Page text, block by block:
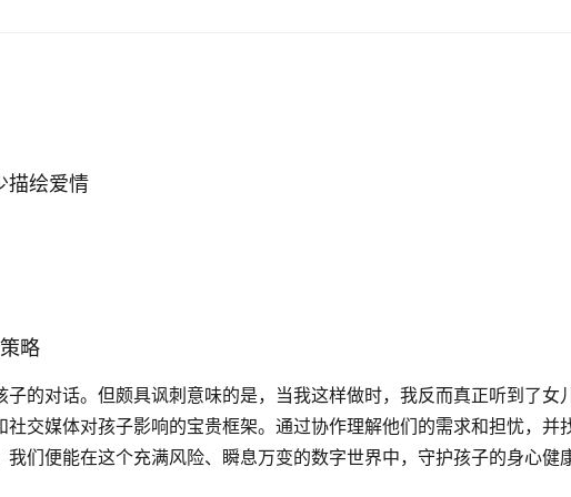
描绘爱情
略
的对话。但颇具讽刺意味的是，当我这样做时，我反而真正听到了女
交媒体对孩子影响的宝贵框架。通过协作理解他们的需求和担忧，并
们便能在这个充满风险、瞬息万变的数字世界中，守护孩子的身心健康